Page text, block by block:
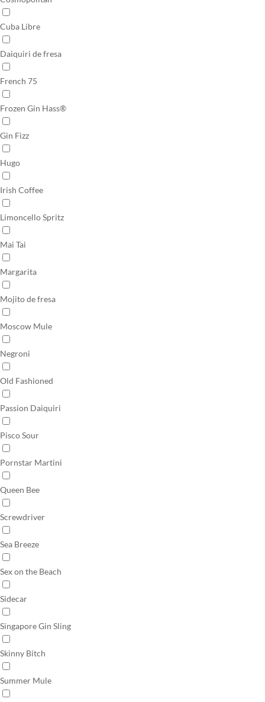
Cuba Libre
Daiquiri de fresa
French 75
Frozen Gin Hass®
Gin Fizz
Hugo
Irish Coffee
Limoncello Spritz
Mai Tai
Margarita
Mojito de fresa
Moscow Mule
Negroni
Old Fashioned
Passion Daiquiri
Pisco Sour
Pornstar Martini
Queen Bee
Screwdriver
Sea Breeze
Sex on the Beach
Sidecar
Singapore Gin Sling
Skinny Bitch
Summer Mule